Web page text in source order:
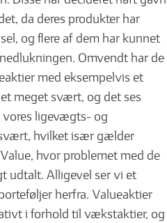
da deres produkter har
og flere af dem har kunnet
Omvendt har de
med eksempelvis et
meget svært, og det ses
vores ligevægts- og
hvilket især gælder
hvor problemet med de
udtalt. Alligevel ser vi et
herfra. Valueaktier
i forhold til vækstaktier, og